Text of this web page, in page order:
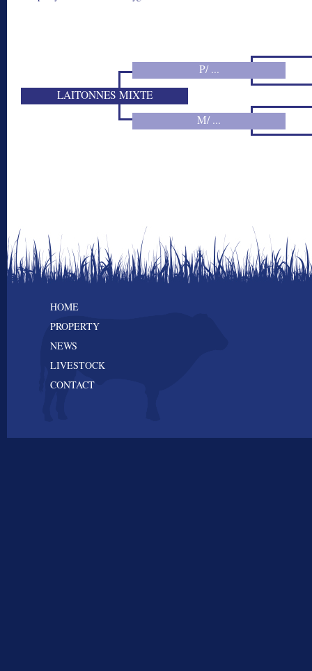
LAITONNES MIXTE
P/ ...
M/ ...
HOME
PROPERTY
NEWS
LIVESTOCK
CONTACT